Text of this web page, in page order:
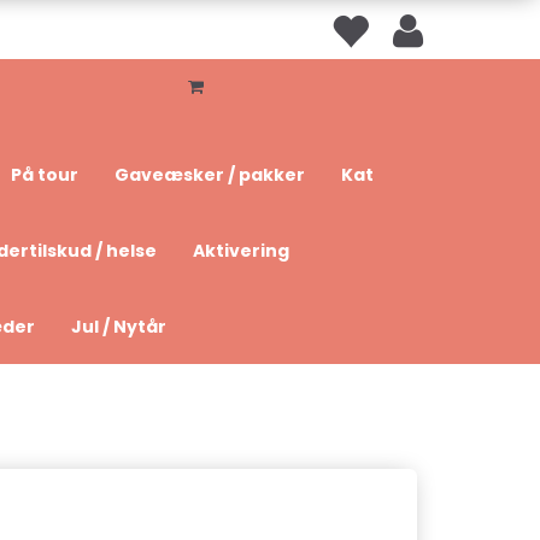
På tour Gaveæsker / pakker Kat
/ helse Aktivering
Jul / Nytår